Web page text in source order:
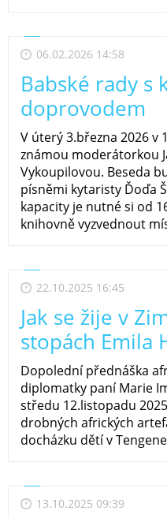
06.02.2026 14:58
Babské rady s
doprovodem
V úterý 3.března 2026 v
známou moderátorkou
Vykoupilovou. Beseda
písněmi kytaristy Ďoďa
kapacity je nutné si od
knihovně vyzvednout
22.10.2025 16:45
Jak se žije v
stopách Emila
Dopolední přednáška
diplomatky paní Marie
středu 12.listopadu
drobných afrických
docházku dětí v
13.10.2025 09:39